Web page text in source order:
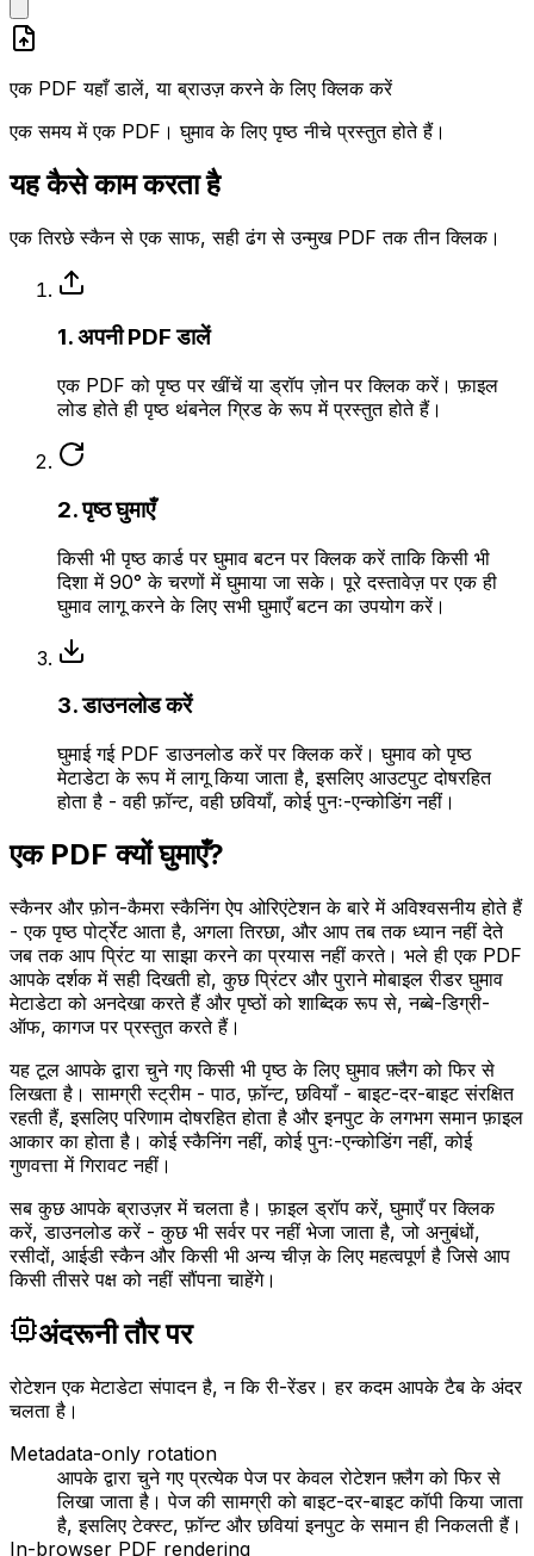
एक PDF यहाँ डालें, या ब्राउज़ करने के लिए क्लिक करें
एक समय में एक PDF। घुमाव के लिए पृष्ठ नीचे प्रस्तुत होते हैं।
यह कैसे काम करता है
एक तिरछे स्कैन से एक साफ, सही ढंग से उन्मुख PDF तक तीन क्लिक।
1. अपनी PDF डालें
एक PDF को पृष्ठ पर खींचें या ड्रॉप ज़ोन पर क्लिक करें। फ़ाइल
लोड होते ही पृष्ठ थंबनेल ग्रिड के रूप में प्रस्तुत होते हैं।
2. पृष्ठ घुमाएँ
किसी भी पृष्ठ कार्ड पर घुमाव बटन पर क्लिक करें ताकि किसी भी
दिशा में 90° के चरणों में घुमाया जा सके। पूरे दस्तावेज़ पर एक ही
घुमाव लागू करने के लिए सभी घुमाएँ बटन का उपयोग करें।
3. डाउनलोड करें
घुमाई गई PDF डाउनलोड करें पर क्लिक करें। घुमाव को पृष्ठ
मेटाडेटा के रूप में लागू किया जाता है, इसलिए आउटपुट दोषरहित
होता है - वही फ़ॉन्ट, वही छवियाँ, कोई पुनः-एन्कोडिंग नहीं।
एक PDF क्यों घुमाएँ?
स्कैनर और फ़ोन-कैमरा स्कैनिंग ऐप ओरिएंटेशन के बारे में अविश्वसनीय होते हैं
- एक पृष्ठ पोर्ट्रेट आता है, अगला तिरछा, और आप तब तक ध्यान नहीं देते
जब तक आप प्रिंट या साझा करने का प्रयास नहीं करते। भले ही एक PDF
आपके दर्शक में सही दिखती हो, कुछ प्रिंटर और पुराने मोबाइल रीडर घुमाव
मेटाडेटा को अनदेखा करते हैं और पृष्ठों को शाब्दिक रूप से, नब्बे-डिग्री-
ऑफ, कागज पर प्रस्तुत करते हैं।
यह टूल आपके द्वारा चुने गए किसी भी पृष्ठ के लिए घुमाव फ़्लैग को फिर से
लिखता है। सामग्री स्ट्रीम - पाठ, फ़ॉन्ट, छवियाँ - बाइट-दर-बाइट संरक्षित
रहती हैं, इसलिए परिणाम दोषरहित होता है और इनपुट के लगभग समान फ़ाइल
आकार का होता है। कोई स्कैनिंग नहीं, कोई पुनः-एन्कोडिंग नहीं, कोई
गुणवत्ता में गिरावट नहीं।
सब कुछ आपके ब्राउज़र में चलता है। फ़ाइल ड्रॉप करें, घुमाएँ पर क्लिक
करें, डाउनलोड करें - कुछ भी सर्वर पर नहीं भेजा जाता है, जो अनुबंधों,
रसीदों, आईडी स्कैन और किसी भी अन्य चीज़ के लिए महत्वपूर्ण है जिसे आप
किसी तीसरे पक्ष को नहीं सौंपना चाहेंगे।
अंदरूनी तौर पर
रोटेशन एक मेटाडेटा संपादन है, न कि री-रेंडर। हर कदम आपके टैब के अंदर
चलता है।
Metadata-only rotation
आपके द्वारा चुने गए प्रत्येक पेज पर केवल रोटेशन फ़्लैग को फिर से
लिखा जाता है। पेज की सामग्री को बाइट-दर-बाइट कॉपी किया जाता
है, इसलिए टेक्स्ट, फ़ॉन्ट और छवियां इनपुट के समान ही निकलती हैं।
In-browser PDF rendering